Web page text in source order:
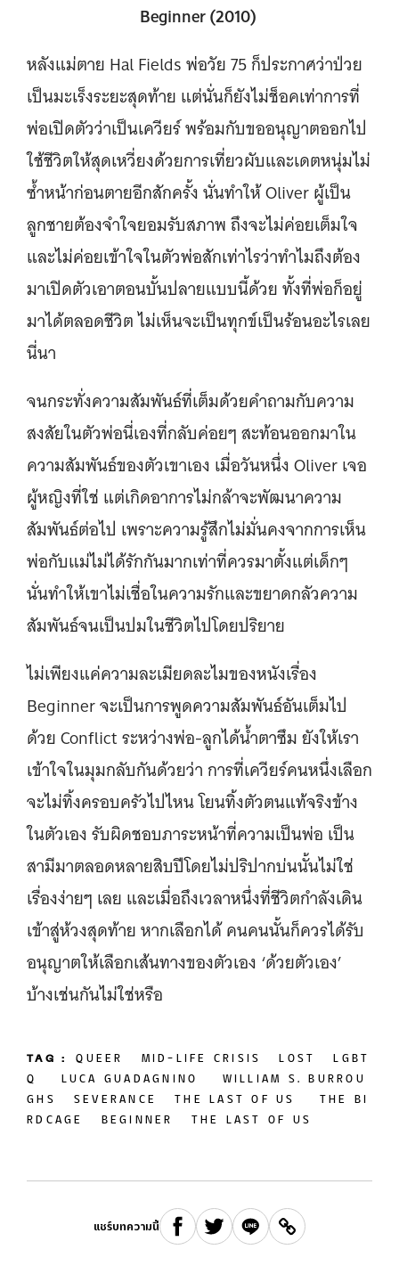
Beginner (2010)
หลังแม่ตาย Hal Fields พ่อวัย 75 ก็ประกาศว่าป่วย
เป็นมะเร็งระยะสุดท้าย แต่นั่นก็ยังไม่ช็อคเท่าการที่
พ่อเปิดตัวว่าเป็นเควียร์ พร้อมกับขออนุญาตออกไป
ใช้ชีวิตให้สุดเหวี่ยงด้วยการเที่ยวผับและเดตหนุ่มไม่
ซ้ำหน้าก่อนตายอีกสักครั้ง นั่นทำให้ Oliver ผู้เป็น
ลูกชายต้องจำใจยอมรับสภาพ ถึงจะไม่ค่อยเต็มใจ
และไม่ค่อยเข้าใจในตัวพ่อสักเท่าไรว่าทำไมถึงต้อง
มาเปิดตัวเอาตอนบั้นปลายแบบนี้ด้วย ทั้งที่พ่อก็อยู่
มาได้ตลอดชีวิต ไม่เห็นจะเป็นทุกข์เป็นร้อนอะไรเลย
นี่นา
จนกระทั่งความสัมพันธ์ที่เต็มด้วยคำถามกับความ
สงสัยในตัวพ่อนี่เองที่กลับค่อยๆ สะท้อนออกมาใน
ความสัมพันธ์ของตัวเขาเอง เมื่อวันหนึ่ง Oliver เจอ
ผู้หญิงที่ใช่ แต่เกิดอาการไม่กล้าจะพัฒนาความ
สัมพันธ์ต่อไป เพราะความรู้สึกไม่มั่นคงจากการเห็น
พ่อกับแม่ไม่ได้รักกันมากเท่าที่ควรมาตั้งแต่เด็กๆ
นั่นทำให้เขาไม่เชื่อในความรักและขยาดกลัวความ
สัมพันธ์จนเป็นปมในชีวิตไปโดยปริยาย
ไม่เพียงแค่ความละเมียดละไมของหนังเรื่อง
Beginner จะเป็นการพูดความสัมพันธ์อันเต็มไป
ด้วย Conflict ระหว่างพ่อ-ลูกได้น้ำตาซึม ยังให้เรา
เข้าใจในมุมกลับกันด้วยว่า การที่เควียร์คนหนึ่งเลือก
จะไม่ทิ้งครอบครัวไปไหน โยนทิ้งตัวตนแท้จริงข้าง
ในตัวเอง รับผิดชอบภาระหน้าที่ความเป็นพ่อ เป็น
สามีมาตลอดหลายสิบปีโดยไม่ปริปากบ่นนั้นไม่ใช่
เรื่องง่ายๆ เลย และเมื่อถึงเวลาหนึ่งที่ชีวิตกำลังเดิน
เข้าสู่ห้วงสุดท้าย หากเลือกได้ คนคนนั้นก็ควรได้รับ
อนุญาตให้เลือกเส้นทางของตัวเอง ‘ด้วยตัวเอง’
บ้างเช่นกันไม่ใช่หรือ
TAG : QUEER MID-LIFE CRISIS LOST LGBT
Q LUCA GUADAGNINO WILLIAM S. BURROU
GHS SEVERANCE THE LAST OF US THE BI
RDCAGE BEGINNER THE LAST OF US
แชร์บทความนี้